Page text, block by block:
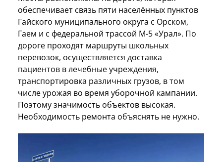
обеспечивает связь пяти населённых пунктов
Гайского муниципального округа с Орском,
Гаем и с федеральной трассой М-5 «Урал». По
дороге проходят маршруты школьных
перевозок, осуществляется доставка
пациентов в лечебные учреждения,
транспортировка различных грузов, в том
числе урожая во время уборочной кампании.
Поэтому значимость объектов высокая.
Необходимость ремонта объяснять не нужно.